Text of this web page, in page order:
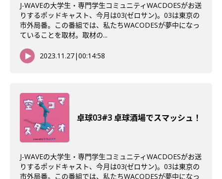
J-WAVEの大学生・専門学生コミュニティWACDOESがお送
りするポッドキャスト、今月は03(ゼロサン)。03は東京の
市外局番。この番組では、私たちWACODESが夢中になっ
ていることを取材。取材の...
2023.11.27|00:14:58
卓球03#3 卓球酒場でスマッシュ！
J-WAVEの大学生・専門学生コミュニティWACDOESがお送
りするポッドキャスト、今月は03(ゼロサン)。03は東京の
市外局番。この番組では、私たちWACODESが夢中になっ